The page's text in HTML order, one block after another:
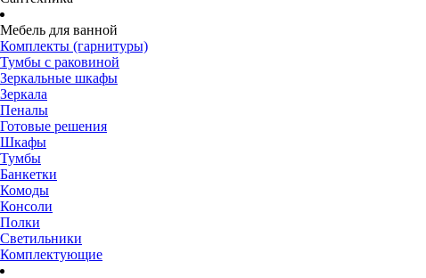
Мебель для ванной
Комплекты (гарнитуры)
Тумбы с раковиной
Зеркальные шкафы
Зеркала
Пеналы
Готовые решения
Шкафы
Тумбы
Банкетки
Комоды
Консоли
Полки
Светильники
Комплектующие